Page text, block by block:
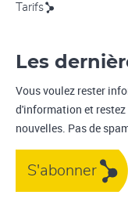
Tarifs
Les
Vous voulez rester
d'information et
nouvelles. Pas de
S'abonner